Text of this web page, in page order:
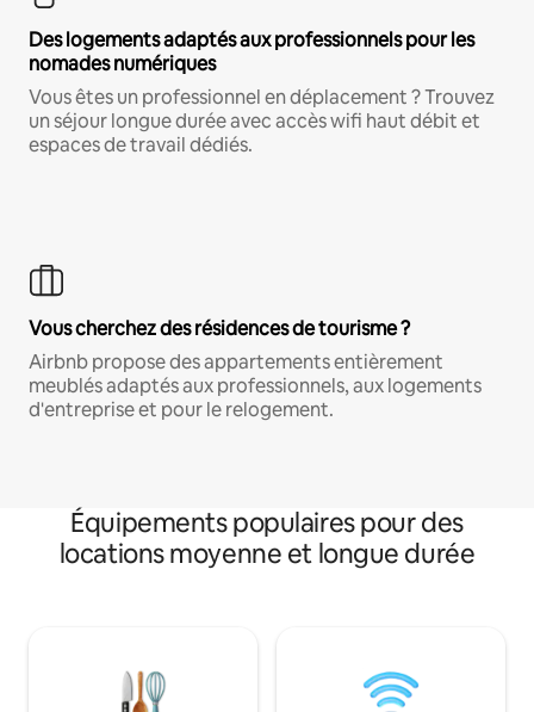
Des logements adaptés aux professionnels pour les
nomades numériques
Vous êtes un professionnel en déplacement ? Trouvez
un séjour longue durée avec accès wifi haut débit et
espaces de travail dédiés.
Vous cherchez des résidences de tourisme ?
Airbnb propose des appartements entièrement
meublés adaptés aux professionnels, aux logements
d'entreprise et pour le relogement.
Équipements populaires pour des
locations moyenne et longue durée